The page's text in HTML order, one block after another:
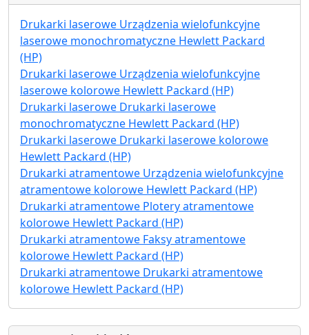
Drukarki laserowe Urządzenia wielofunkcyjne
laserowe monochromatyczne Hewlett Packard
(HP)
Drukarki laserowe Urządzenia wielofunkcyjne
laserowe kolorowe Hewlett Packard (HP)
Drukarki laserowe Drukarki laserowe
monochromatyczne Hewlett Packard (HP)
Drukarki laserowe Drukarki laserowe kolorowe
Hewlett Packard (HP)
Drukarki atramentowe Urządzenia wielofunkcyjne
atramentowe kolorowe Hewlett Packard (HP)
Drukarki atramentowe Plotery atramentowe
kolorowe Hewlett Packard (HP)
Drukarki atramentowe Faksy atramentowe
kolorowe Hewlett Packard (HP)
Drukarki atramentowe Drukarki atramentowe
kolorowe Hewlett Packard (HP)